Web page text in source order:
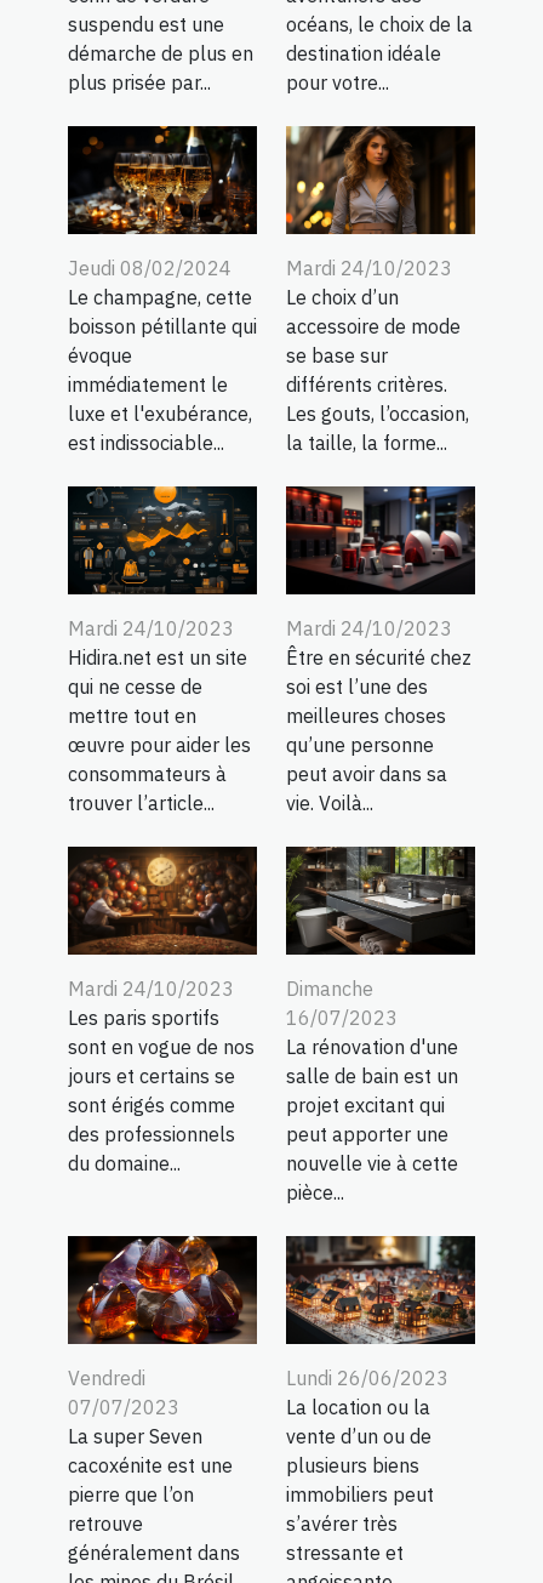
suspendu est une
démarche de plus en
plus prisée par...
océans, le choix de la
destination idéale
pour votre...
Jeudi 08/02/2024
Le champagne, cette
boisson pétillante qui
évoque
immédiatement le
luxe et l'exubérance,
est indissociable...
Mardi 24/10/2023
Le choix d’un
accessoire de mode
se base sur
différents critères.
Les gouts, l’occasion,
la taille, la forme...
Mardi 24/10/2023
Hidira.net est un site
qui ne cesse de
mettre tout en
œuvre pour aider les
consommateurs à
trouver l’article...
Mardi 24/10/2023
Être en sécurité chez
soi est l’une des
meilleures choses
qu’une personne
peut avoir dans sa
vie. Voilà...
Mardi 24/10/2023
Les paris sportifs
sont en vogue de nos
jours et certains se
sont érigés comme
des professionnels
du domaine...
Dimanche
16/07/2023
La rénovation d'une
salle de bain est un
projet excitant qui
peut apporter une
nouvelle vie à cette
pièce...
Vendredi
07/07/2023
La super Seven
cacoxénite est une
pierre que l’on
retrouve
généralement dans
Lundi 26/06/2023
La location ou la
vente d’un ou de
plusieurs biens
immobiliers peut
s’avérer très
stressante et